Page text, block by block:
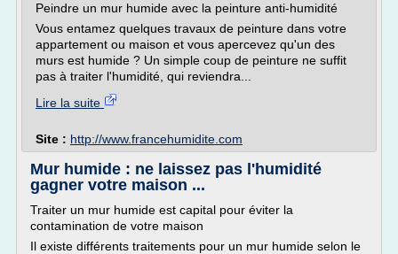
Peindre un mur humide avec la peinture anti-humidité
Vous entamez quelques travaux de peinture dans votre
appartement ou maison et vous apercevez qu'un des
murs est humide ? Un simple coup de peinture ne suffit
pas à traiter l'humidité, qui reviendra...
Lire la suite
Site : http://www.francehumidite.com
Mur humide : ne laissez pas l'humidité
gagner votre maison ...
Traiter un mur humide est capital pour éviter la
contamination de votre maison
Il existe différents traitements pour un mur humide selon le